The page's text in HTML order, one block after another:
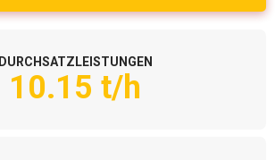
DURCHSATZLEISTUNGEN
10.15 t/h